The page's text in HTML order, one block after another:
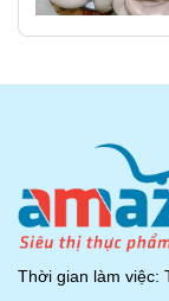
Thời gian làm việc: